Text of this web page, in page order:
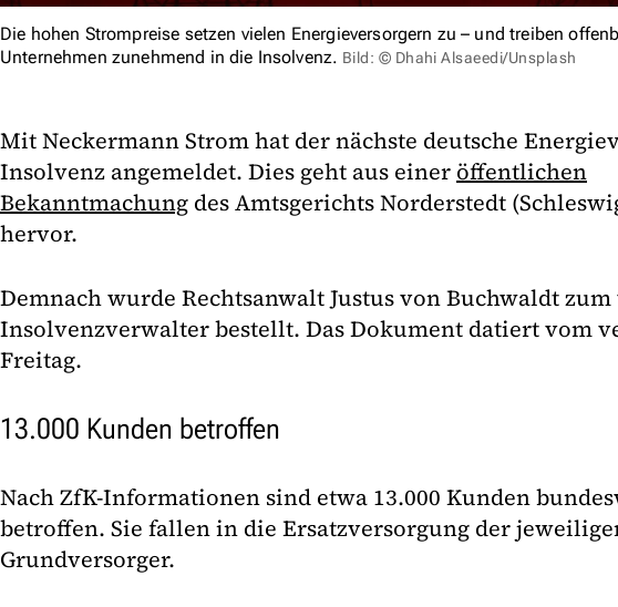
Die hohen Strompreise setzen vielen Energieversorgern zu – und treiben
Unternehmen zunehmend in die Insolvenz. Bild: © Dhahi Alsaeedi/Unsplash
Mit Neckermann Strom hat der nächste deutsche
Insolvenz angemeldet. Dies geht aus einer öffentlichen
Bekanntmachung des Amtsgerichts Norderstedt
hervor.
Demnach wurde Rechtsanwalt Justus von Buchwaldt
Insolvenzverwalter bestellt. Das Dokument datiert vom
Freitag.
13.000 Kunden betroffen
Nach ZfK-Informationen sind etwa 13.000 Kunden
betroffen. Sie fallen in die Ersatzversorgung der
Grundversorger.